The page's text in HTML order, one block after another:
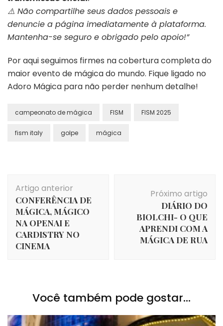
⚠️ Não compartilhe seus dados pessoais e
denuncie a página imediatamente à plataforma.
Mantenha-se seguro e obrigado pelo apoio!”
Por aqui seguimos firmes na cobertura completa do
maior evento de mágica do mundo. Fique ligado no
Adoro Mágica para não perder nenhum detalhe!
campeonato de mágica FISM FISM 2025
fism italy golpe mágica
de
post
Artigo anterior
CONFERÊNCIA DE
MÁGICA, MÁGICO
NA OPENAI E
CARDISTRY NO
CINEMA
Próximo artigo
DIÁRIO DO
BIOLCHI- O QUE
APRENDI COM A
MÁGICA DE RUA
Você também pode gostar...